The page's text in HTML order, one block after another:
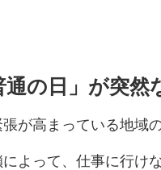
の日」が突然
が高まっている地域
よって、仕事に行け